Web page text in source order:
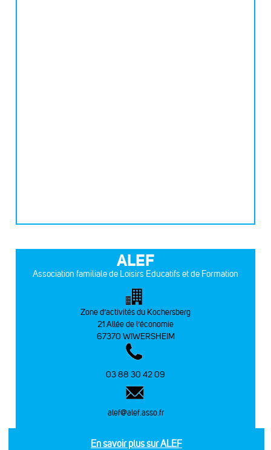
ALEF
Association familiale de Loisirs Educatifs et de Formation
Zone d’activités du Kochersberg
21 Allée de l’économie
67370 WIWERSHEIM
03 88 30 42 09
alef@alef.asso.fr
En savoir plus sur ALEF